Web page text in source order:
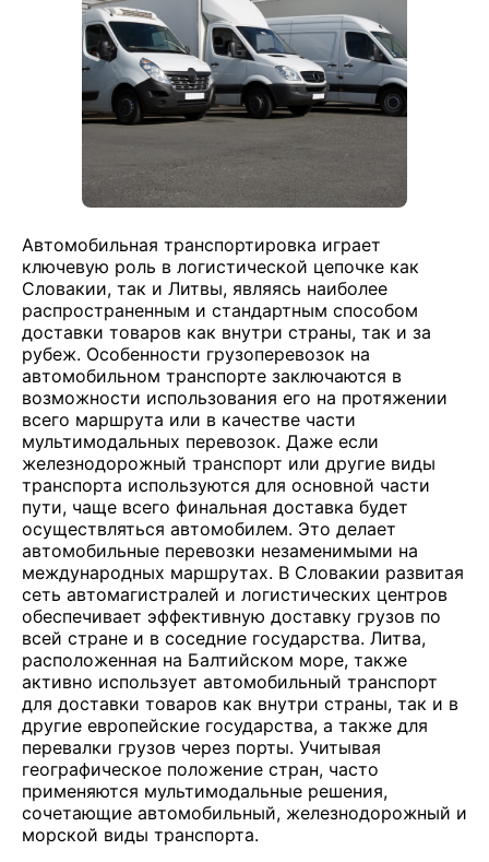
Автомобильная транспортировка играет
ключевую роль в логистической цепочке как
Словакии, так и Литвы, являясь наиболее
распространенным и стандартным способом
доставки товаров как внутри страны, так и за
рубеж. Особенности грузоперевозок на
автомобильном транспорте заключаются в
возможности использования его на протяжении
всего маршрута или в качестве части
мультимодальных перевозок. Даже если
железнодорожный транспорт или другие виды
транспорта используются для основной части
пути, чаще всего финальная доставка будет
осуществляться автомобилем. Это делает
автомобильные перевозки незаменимыми на
международных маршрутах. В Словакии развитая
сеть автомагистралей и логистических центров
обеспечивает эффективную доставку грузов по
всей стране и в соседние государства. Литва,
расположенная на Балтийском море, также
активно использует автомобильный транспорт
для доставки товаров как внутри страны, так и в
другие европейские государства, а также для
перевалки грузов через порты. Учитывая
географическое положение стран, часто
применяются мультимодальные решения,
сочетающие автомобильный, железнодорожный и
морской виды транспорта.